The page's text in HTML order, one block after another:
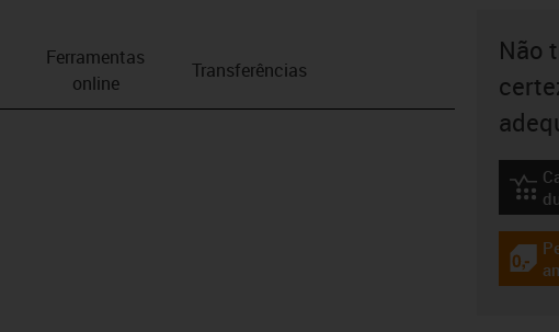
Ferramentas
online
Transferências
Não
igus-
igus-